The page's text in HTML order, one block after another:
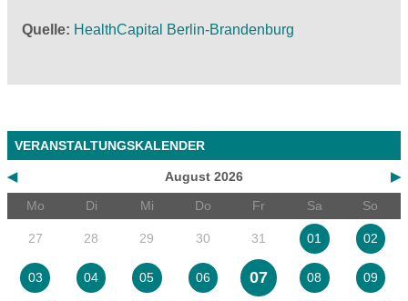
Quelle HealthCapital Berlin-Brandenburg
VERANSTALTUNGSKALENDER
◀ ▶
August 2026
Mo
Di Mi Do Fr Sa So
27 28 29 30 31 01 02
03 04 05 06 07 08 09